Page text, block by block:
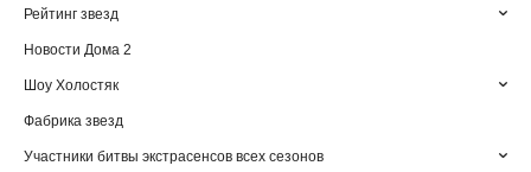
Рейтинг звезд
Новости Дома 2
Шоу Холостяк
Фабрика звезд
Участники битвы экстрасенсов всех сезонов